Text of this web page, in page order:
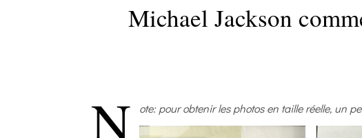
Michael Jackson
N ote: pour obtenir les photos en taille réelle, un